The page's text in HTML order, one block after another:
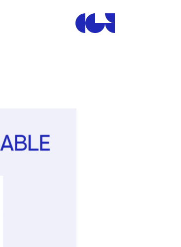
Centre de la Gravure